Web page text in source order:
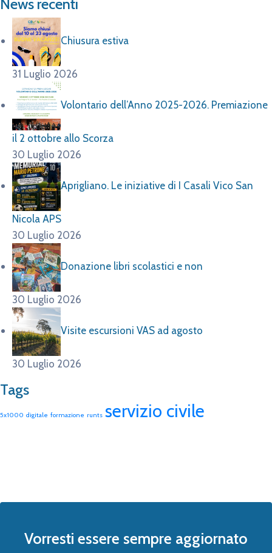
News recenti
Chiusura estiva
31 Luglio 2026
Volontario dell’Anno 2025-2026. Premiazione
il 2 ottobre allo Scorza
30 Luglio 2026
Aprigliano. Le iniziative di I Casali Vico San
Nicola APS
30 Luglio 2026
Donazione libri scolastici e non
30 Luglio 2026
Visite escursioni VAS ad agosto
30 Luglio 2026
Tags
5x1000 digitale formazione runts servizio civile
Vorresti essere sempre aggiornato